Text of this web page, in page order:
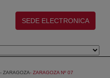
(abre en nueva ventana)
SEDE ELECTRONICA
ZARAGOZA ZARAGOZA Nº 07